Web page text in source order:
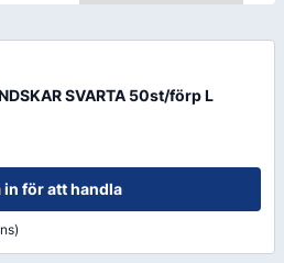
SVARTA 50st/förp L
in för att handla